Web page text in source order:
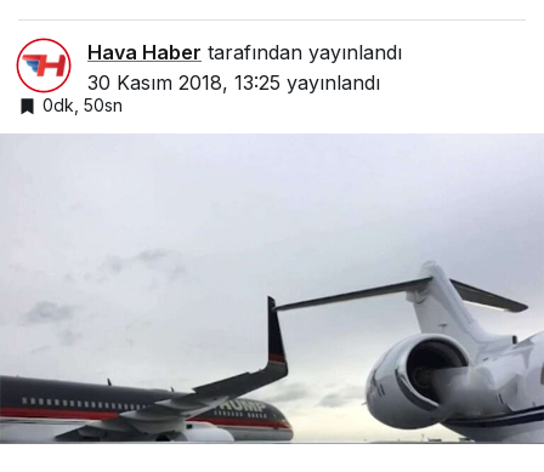
Hava Haber tarafından yayınlandı
30 Kasım 2018, 13:25 yayınlandı
0dk, 50sn